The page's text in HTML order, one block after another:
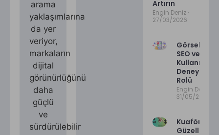
arama
yaklaşımlarına
da yer
veriyor,
markaların
dijital
görünürlüğünü
daha
güçlü
ve
sürdürülebilir
Artırın
Engin Deniz
27/03/2026
Görsellerin
SEO ve
Kullanıcı
Rolü
Engin Deniz
31/05/2025
Kuaför ve
Güzellik